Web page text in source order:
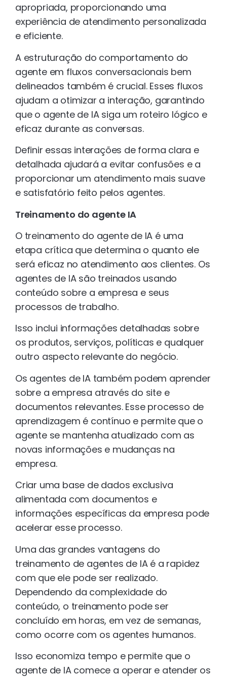
apropriada, proporcionando uma
experiência de atendimento personalizada
e eficiente.
A estruturação do comportamento do
agente em fluxos conversacionais bem
delineados também é crucial. Esses fluxos
ajudam a otimizar a interação, garantindo
que o agente de IA siga um roteiro lógico e
eficaz durante as conversas.
Definir essas interações de forma clara e
detalhada ajudará a evitar confusões e a
proporcionar um atendimento mais suave
e satisfatório feito pelos agentes.
Treinamento do agente IA
O treinamento do agente de IA é uma
etapa crítica que determina o quanto ele
será eficaz no atendimento aos clientes. Os
agentes de IA são treinados usando
conteúdo sobre a empresa e seus
processos de trabalho.
Isso inclui informações detalhadas sobre
os produtos, serviços, políticas e qualquer
outro aspecto relevante do negócio.
Os agentes de IA também podem aprender
sobre a empresa através do site e
documentos relevantes. Esse processo de
aprendizagem é contínuo e permite que o
agente se mantenha atualizado com as
novas informações e mudanças na
empresa.
Criar uma base de dados exclusiva
alimentada com documentos e
informações específicas da empresa pode
acelerar esse processo.
Uma das grandes vantagens do
treinamento de agentes de IA é a rapidez
com que ele pode ser realizado.
Dependendo da complexidade do
conteúdo, o treinamento pode ser
concluído em horas, em vez de semanas,
como ocorre com os agentes humanos.
Isso economiza tempo e permite que o
agente de IA comece a operar e atender os